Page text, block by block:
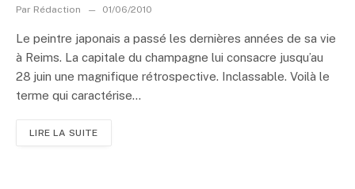
Par Rédaction 01/06/2010
Le peintre japonais a passé les dernières années de sa vie
à Reims. La capitale du champagne lui consacre jusqu’au
28 juin une magnifique rétrospective. Inclassable. Voilà le
terme qui caractérise...
LIRE LA SUITE